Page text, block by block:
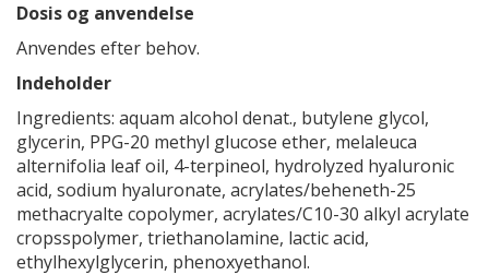
Dosis og anvendelse
Anvendes efter behov.
Indeholder
Ingredients: aquam alcohol denat., butylene glycol,
glycerin, PPG-20 methyl glucose ether, melaleuca
alternifolia leaf oil, 4-terpineol, hydrolyzed hyaluronic
acid, sodium hyaluronate, acrylates/beheneth-25
methacryalte copolymer, acrylates/C10-30 alkyl acrylate
cropsspolymer, triethanolamine, lactic acid,
ethylhexylglycerin, phenoxyethanol.